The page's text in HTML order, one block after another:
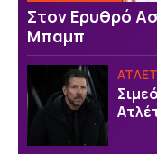
Στον Ερυθρό
Μπαμπ